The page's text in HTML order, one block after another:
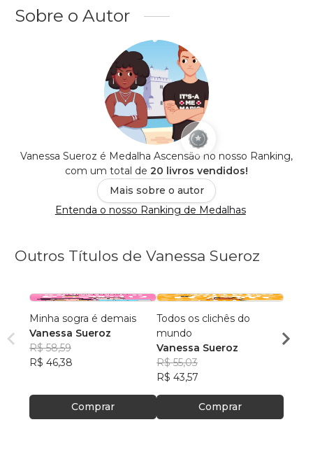
Sobre o Autor
Vanessa Sueroz é Medalha Ascensão no nosso Ranking,
com um total de 20 livros vendidos!
Mais sobre o autor
Entenda o nosso Ranking de Medalhas
Outros Títulos de Vanessa Sueroz
Minha sogra é demais
Vanessa Sueroz
R$ 58,59
R$ 46,38
Comprar
Todos os clichês do
mundo
Vanessa Sueroz
R$ 55,03
R$ 43,57
Comprar
R$